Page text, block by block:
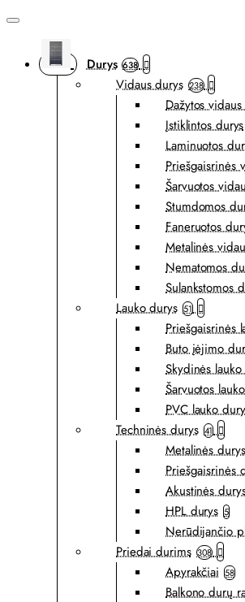
Durys 638
Vidaus durys 238
Dažytos
Įstiklintos durys
Laminuotos
Priešgaisrinės
Šarvuotos
Stumdomos
Faneruotos
Metalinės
Nematomos
Sulankstomos
Lauko durys 51
Priešgaisrinės
Buto įėjimo
Skydinės
Šarvuotos
PVC lauko
Techninės durys 41
Metalinės durys
Priešgaisrinės
Akustinės
HPL durys 5
Nerūdijančio
Priedai durims 308
Apyrakčiai 58
Balkono durų